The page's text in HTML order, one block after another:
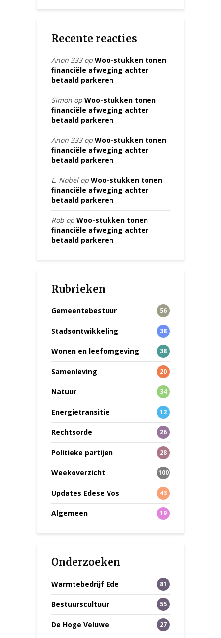
Recente reacties
Anon 333op Woo-stukken tonen
financiële afweging achter
betaald parkeren
Simon op Woo-stukken tonen
financiële afweging achter
betaald parkeren
Anon 333op Woo-stukken tonen
financiële afweging achter
betaald parkeren
L. Nobelop Woo-stukken tonen
financiële afweging achter
betaald parkeren
Rob op Woo-stukken tonen
financiële afweging achter
betaald parkeren
Rubrieken
Gemeentebestuur 56
Stadsontwikkeling 38
Wonen en leefomgeving 38
Samenleving 20
Natuur 34
Energietransitie 12
Rechtsorde 26
Politieke partijen 28
Weekoverzicht 100
Updates Edese Vos 43
Algemeen 19
Onderzoeken
Warmtebedrijf Ede 81
Bestuurscultuur 55
De Hoge Veluwe 27